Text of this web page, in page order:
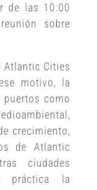
de las 10:00
sobre
Atlantic Cities
motivo, la
como
crecimiento,
de Atlantic
ciudades
práctica la